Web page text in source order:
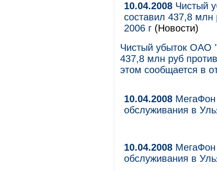
10.04.2008 Чистый
составил 437,8 млн
2006 г (Новости)
Чистый убыток ОАО
437,8 млн руб
этом сообщается в
10.04.2008
обслуживания в
10.04.2008
обслуживания в